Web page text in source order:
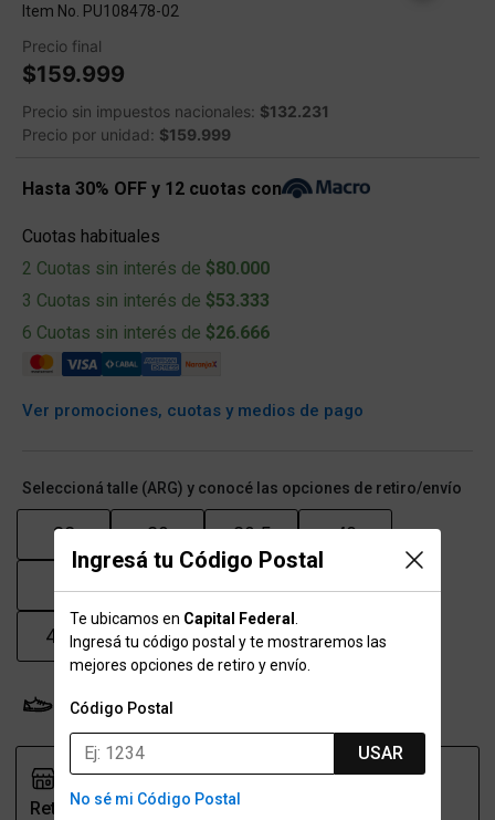
Ingresá tu Código Postal
Te ubicamos en Capital Federal
Ingresá tu código postal y te mostraremos las
mejores opciones de retiro y envío.
Código Postal
USAR
No sé mi Código Postal
Item No. PU108478-02
Precio final
$159.999
Precio sin impuestos nacionales: $132.231
Precio por unidad: $159.999
Hasta 30% OFF y 12 cuotas con
Cuotas habituales
2 Cuotas sin interés de $80.000
3 Cuotas sin interés de $53.333
6 Cuotas sin interés de $26.666
Ver promociones, cuotas y medios de pago
Seleccioná talle (ARG) y conocé las opciones de retiro/envío
38 39 39.5 40
43.5 44 45 46
Probador Virtual
Retiro